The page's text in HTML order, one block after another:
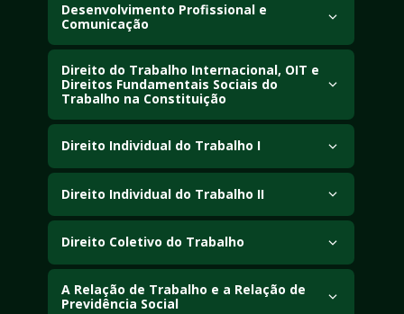
Desenvolvimento Profissional e
Comunicação
Desenvolvimento de habilidades essenciais para a
carreira jurídica, incluindo retórica, argumentação,
gestão de carreira, inteligência emocional, marketing
jurídico e tecnologia aplicada ao Direito.
Direito do Trabalho Internacional, OIT e
Direitos Fundamentais Sociais do
Trabalho na Constituição
Análise das convenções da OIT e aplicação no Brasil,
direitos fundamentais sociais do trabalho na
internacionais na legislação trabalhista.
Direito Individual do Trabalho I
Princípios do Direito do Trabalho, relação de
emprego, contrato individual de trabalho, seus
Direito Individual do Trabalho II
Flexibilização e precarização das relações de
trabalho, novas modalidades contratuais, jornada de
Direito Coletivo do Trabalho
Sistema sindical brasileiro, negociações
coletivas, dissídio coletivo, greve e impactos da
A Relação de Trabalho e a Relação de
Previdência Social